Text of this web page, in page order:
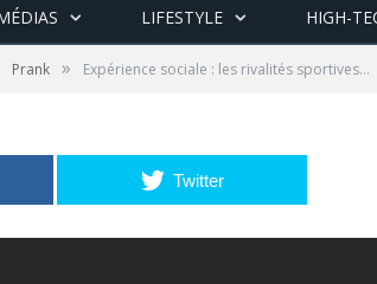
LIFESTYLE HIGH-
Prank » Expérience sociale : les rivalités sportives…
Twitter